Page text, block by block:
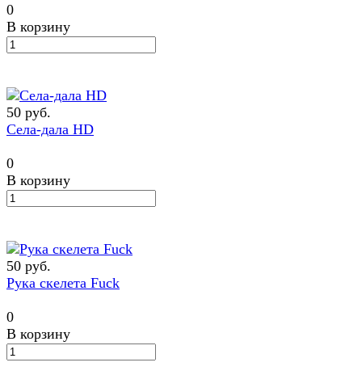
0
В корзину
50 руб.
Села-дала HD
0
В корзину
50 руб.
Рука скелета Fuck
0
В корзину